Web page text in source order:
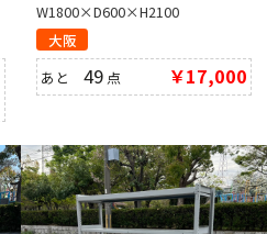
W1800×D600×H2100
大阪
あと49 点 ￥17,000